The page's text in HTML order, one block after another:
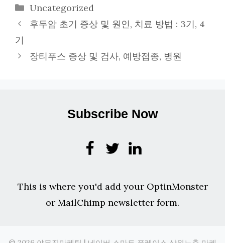
카
테
Uncategorized
후두암 초기 증상 및 원인, 치료 방법 : 3기, 4
기
장티푸스 증상 및 검사, 예방접종, 병원
Subscribe Now
This is where you'd add your OptinMonster
or MailChimp newsletter form.